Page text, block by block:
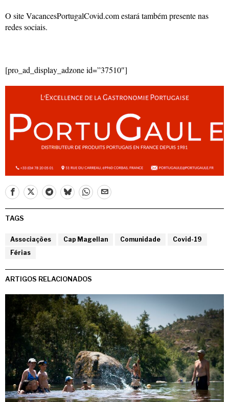
O site VacancesPortugalCovid.com estará também presente nas
redes sociais.
[pro_ad_display_adzone id=”37510″]
TAGS
Associações Cap Magellan Comunidade
Covid-19
Férias
ARTIGOS RELACIONADOS